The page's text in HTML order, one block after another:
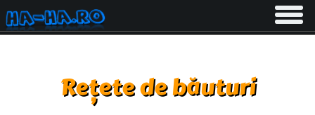
Toggle
Rețete de băuturi